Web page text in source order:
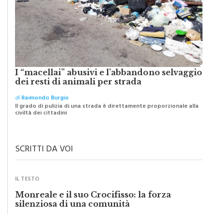
I “macellai” abusivi e l’abbandono selvaggio
dei resti di animali per strada
diRaimondo Burgio
SCRITTI DA VOI
IL TESTO
Monreale e il suo Crocifisso: la forza